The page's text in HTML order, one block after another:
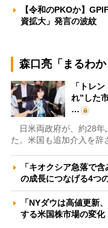
【令和のPKOか】
資拡大」発言の波紋
森口亮「まるわか
「トレ
れ”した
…
日米両政府が、約28年
た。米国も追加介入を辞
「キオクシア急落で
の成長につなげる4
「NYダウは高値更新
する米国株市場の変